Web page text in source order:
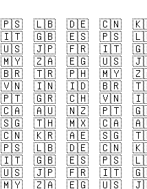
🇵🇸 🇱🇧 🇩🇪 🇨🇳
🇮🇹 🇬🇧 🇪🇸 🇵🇸
🇺🇸 🇯🇵 🇫🇷 🇮🇹
🇲🇾 🇿🇦 🇪🇬 🇺🇸
🇧🇷 🇹🇷 🇵🇭 🇲🇾
🇻🇳 🇮🇳 🇮🇩 🇧🇷
🇵🇹 🇬🇷 🇨🇭 🇻🇳
🇨🇦 🇦🇺 🇳🇿 🇵🇹
🇸🇬 🇹🇭 🇲🇽 🇨🇦
🇨🇳 🇰🇷 🇦🇪 🇸🇬
🇵🇸 🇱🇧 🇩🇪 🇨🇳
🇮🇹 🇬🇧 🇪🇸 🇵🇸
🇺🇸 🇯🇵 🇫🇷 🇮🇹
🇲🇾 🇿🇦 🇪🇬 🇺🇸